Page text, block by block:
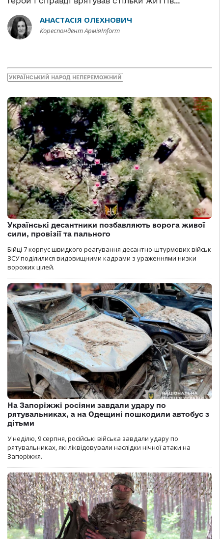
АНАСТАСІЯ ОЛЕХНОВИЧ
Кореспондент АрміяInform
УКРАЇНСЬКИЙ НАРОД НЕПЕРЕМОЖНИЙ
Українські десантники позбавляють ворога живої
сили, провізії та пального
Бійці 7 корпус швидкого реагування десантно-штурмових військ
ЗСУ поділилися видовищними кадрами з ураженнями низки
ворожих цілей.
На Запоріжжі росіяни завдали удару по
рятувальниках, а на Одещині пошкодили автобус з
дітьми
У неділю, 9 серпня, російські війська завдали удару по
рятувальниках, які ліквідовували наслідки нічної атаки на
Запоріжжя.